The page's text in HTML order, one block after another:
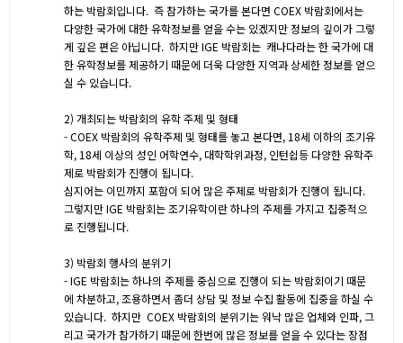
하는 박람회입니다. 즉 참가하는 국가를 본다면 COEX 박람회에서는
다양한 국가에 대한 유학정보를 얻을 수는 있겠지만 정보의 깊이가 그렇
게 깊은 편은 아닙니다. 하지만 IGE 박람회는 캐나다라는 한 국가에 대
한 유학정보를 제공하기 때문에 더욱 다양한 지역과 상세한 정보를 얻으
실 수 있습니다.
2) 개최되는 박람회의 유학 주제 및 형태
- COEX 박람회의 유학주제 및 형태를 놓고 본다면, 18세 이하의 조기유
학, 18세 이상의 성인 어학연수, 대학학위과정, 인턴쉽등 다양한 유학주
제로 박람회가 진행이 됩니다.
심지어는 이민까지 포함이 되어 많은 주제로 박람회가 진행이 됩니다.
그렇지만 IGE 박람회는 조기유학이란 하나의 주제를 가지고 집중적으
로 진행됩니다.
3) 박람회 행사의 분위기
- IGE 박람회는 하나의 주제를 중심으로 진행이 되는 박람회이기 때문
에 차분하고, 조용하면서 좀더 상담 및 정보 수집 활동에 집중을 하실 수
있습니다. 하지만 COEX 박람회의 분위기는 워낙 많은 업체와 인파, 그
리고 국가가 참가하기 때문에 한번에 많은 정보를 얻을 수 있다는 장점